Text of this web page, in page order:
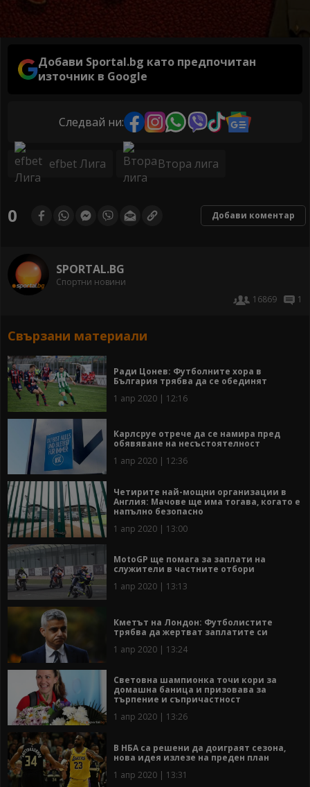
Добави Sportal.bg като предпочитан
източник в Google
Следвай ни:
efbet Лига Втора лига
0 Добави коментар
SPORTAL.BG
Спортни новини
16869
1
Свързани материали
Ради Цонев: Футболните хора в
България трябва да се обединят
1 апр 2020 | 12:16
Карлсруе отрече да се намира пред
обявяване на несъстоятелност
1 апр 2020 | 12:36
Четирите най-мощни организации в
Англия: Мачове ще има тогава, когато е
напълно безопасно
1 апр 2020 | 13:00
MotoGP ще помага за заплати на
служители в частните отбори
1 апр 2020 | 13:13
Кметът на Лондон: Футболистите
трябва да жертват заплатите си
1 апр 2020 | 13:24
Световна шампионка точи кори за
домашна баница и призовава за
търпение и съпричастност
1 апр 2020 | 13:26
В НБА са решени да доиграят сезона,
нова идея излезе на преден план
1 апр 2020 | 13:31